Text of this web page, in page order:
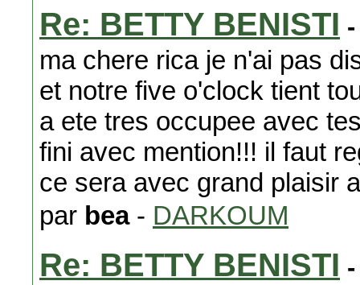
Re: BETTY BENISTI
ma chere rica je n'ai pas
et notre five o'clock tient
a ete tres occupee avec
fini avec mention!!! il faut
ce sera avec grand plaisir
par bea- DARKOUM
Re: BETTY BENISTI